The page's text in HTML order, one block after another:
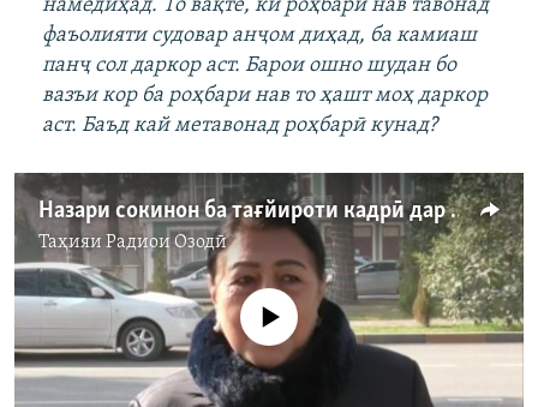
намедиҳад. То вақте, ки роҳбари нав тавонад
фаъолияти судовар анҷом диҳад, ба камиаш
панҷ сол даркор аст. Барои ошно шудан бо
вазъи кор ба роҳбари нав то ҳашт моҳ даркор
аст. Баъд кай метавонад роҳбарӣ кунад?
Назари сокинон ба тағйироти кадрӣ дар ҳукумати Тоҷикистон чист?
Таҳияи Радиои Озодӣ
Феълан кор намекунад